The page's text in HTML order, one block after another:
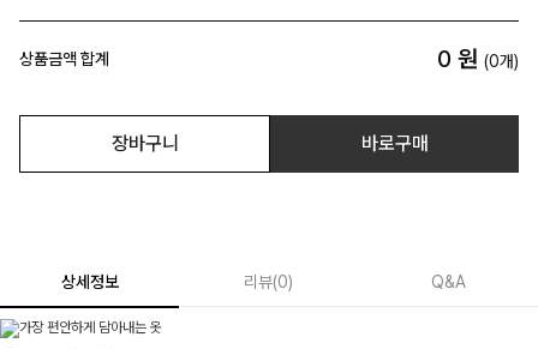
상품금액 합계 0 원 (0개)
장바구니 바로구매
상세정보 리뷰(0) Q&A